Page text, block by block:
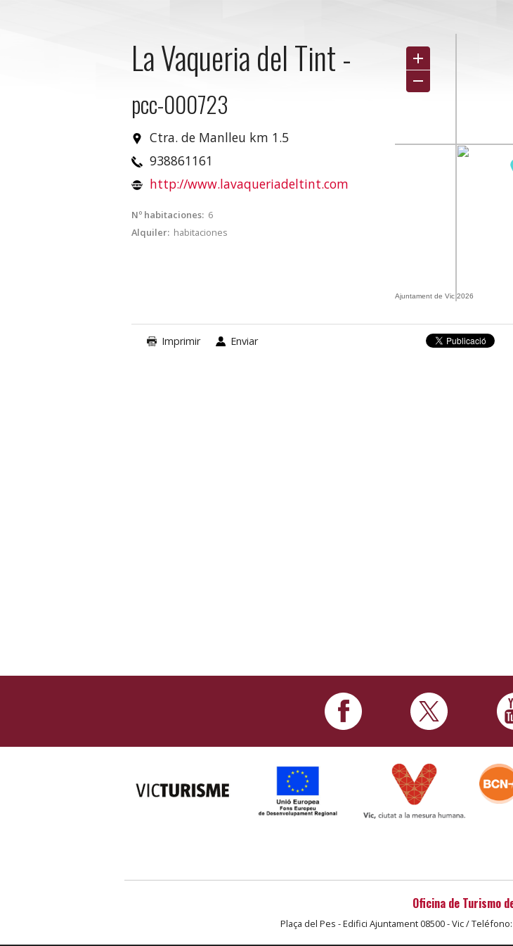
La Vaqueria del Tint-
pcc-000723
Ctra. de Manlleu km 1.5
938861161
http://www.lavaqueriadeltint.com
Nº habitaciones: 6
Alquiler: habitaciones
Ajuntament de Vic 2026
Imprimir Enviar
Oficina de Turismo
Plaça del Pes - Edifici Ajuntament 08500 - Vic /